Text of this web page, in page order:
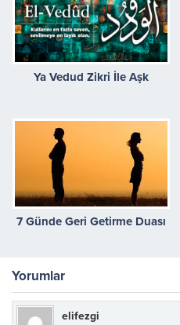
Ya Vedud Zikri İle Aşk
7 Günde Geri Getirme Duası
Yorumlar
elifezgi